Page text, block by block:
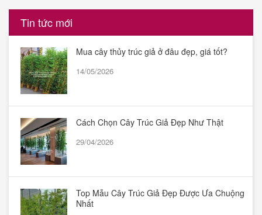
Tin tức mới
Mua cây thủy trúc giả ở đâu đẹp, giá tốt?
14/05/2026
Cách Chọn Cây Trúc Giả Đẹp Như Thật
29/04/2026
Top Mẫu Cây Trúc Giả Đẹp Được Ưa Chuộng
Nhất